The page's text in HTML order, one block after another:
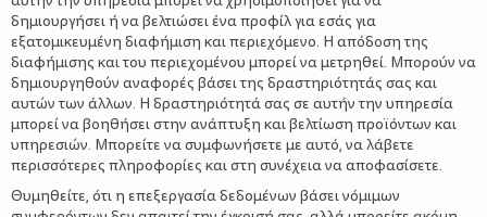
δημιουργήσει ή να βελτιώσει ένα προφίλ για εσάς για
εξατομικευμένη διαφήμιση και περιεχόμενο. Η απόδοση της
διαφήμισης και του περιεχομένου μπορεί να μετρηθεί. Μπορούν να
δημιουργηθούν αναφορές βάσει της δραστηριότητάς σας και
αυτών των άλλων. Η δραστηριότητά σας σε αυτήν την υπηρεσία
μπορεί να βοηθήσει στην ανάπτυξη και βελτίωση προϊόντων και
υπηρεσιών. Μπορείτε να συμφωνήσετε με αυτό, να λάβετε
περισσότερες πληροφορίες και στη συνέχεια να αποφασίσετε.
Θυμηθείτε, ότι η επεξεργασία δεδομένων βάσει νόμιμων